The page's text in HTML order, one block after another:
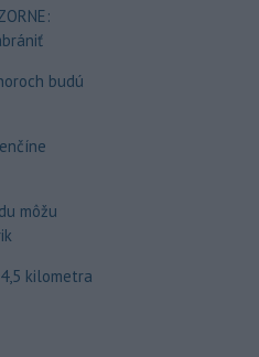
budú
môžu
kilometra